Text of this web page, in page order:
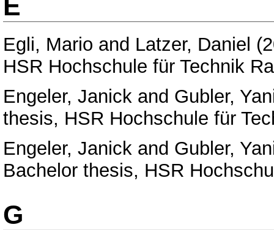
E
Egli, Mario and Latzer, Daniel
HSR Hochschule für Technik
Engeler, Janick and Gubler,
thesis, HSR Hochschule für
Engeler, Janick and Gubler,
Bachelor thesis, HSR
G